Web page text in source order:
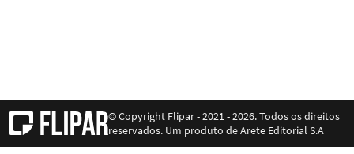
© Copyright Flipar - 2021 - 2026. Todos os direitos
reservados. Um produto de Arete Editorial S.A